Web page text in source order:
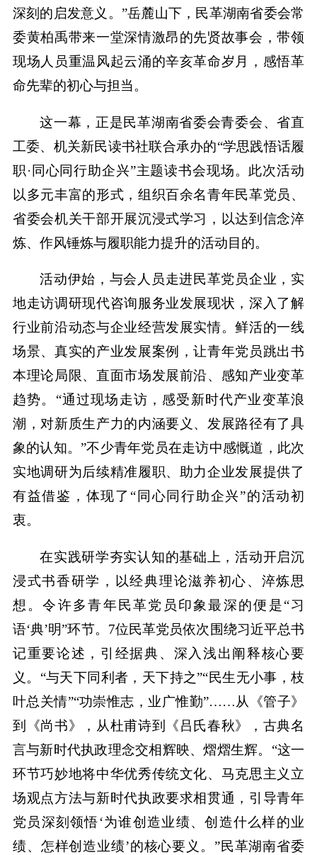
深刻的启发意义。”岳麓山下，民革湖南省委会常
委黄柏禹带来一堂深情激昂的先贤故事会，带领
现场人员重温风起云涌的辛亥革命岁月，感悟革
命先辈的初心与担当。
这一幕，正是民革湖南省委会青委会、省直
工委、机关新民读书社联合承办的“学思践悟话履
职·同心同行助企兴”主题读书会现场。此次活动
以多元丰富的形式，组织百余名青年民革党员、
省委会机关干部开展沉浸式学习，以达到信念淬
炼、作风锤炼与履职能力提升的活动目的。
活动伊始，与会人员走进民革党员企业，实
地走访调研现代咨询服务业发展现状，深入了解
行业前沿动态与企业经营发展实情。鲜活的一线
场景、真实的产业发展案例，让青年党员跳出书
本理论局限、直面市场发展前沿、感知产业变革
趋势。“通过现场走访，感受新时代产业变革浪
潮，对新质生产力的内涵要义、发展路径有了具
象的认知。”不少青年党员在走访中感慨道，此次
实地调研为后续精准履职、助力企业发展提供了
有益借鉴，体现了“同心同行助企兴”的活动初
衷。
在实践研学夯实认知的基础上，活动开启沉
浸式书香研学，以经典理论滋养初心、淬炼思
想。令许多青年民革党员印象最深的便是“习
语‘典’明”环节。7位民革党员依次围绕习近平总书
记重要论述，引经据典、深入浅出阐释核心要
义。“与天下同利者，天下持之”“民生无小事，枝
叶总关情”“功崇惟志，业广惟勤”……从《管子》
到《尚书》，从杜甫诗到《吕氏春秋》，古典名
言与新时代执政理念交相辉映、熠熠生辉。“这一
环节巧妙地将中华优秀传统文化、马克思主义立
场观点方法与新时代执政要求相贯通，引导青年
党员深刻领悟‘为谁创造业绩、创造什么样的业
绩、怎样创造业绩’的核心要义。”民革湖南省委